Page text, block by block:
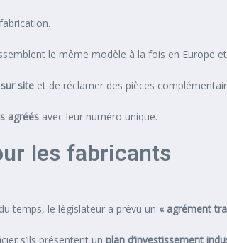
le même modèle à la fois en Europe et
site et de réclamer des pièces
agréés avec leur numéro unique.
les fabricants
temps, le législateur a prévu un « agrément
s’ils présentent un plan d’investissement